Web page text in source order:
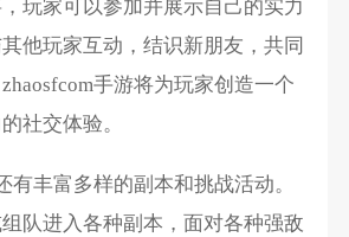
玩家可以参加并展示自己的实力
他玩家互动，结识新朋友，共同
手游将为玩家创造一个
社交体验。
有丰富多样的副本和挑战活动。
队进入各种副本，面对各种强敌